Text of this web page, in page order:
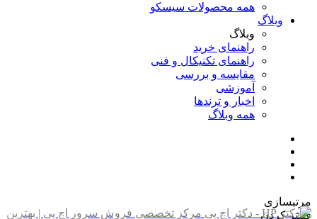
همه محصولات سیسکو
وبلاگ
وبلاگ
راهنمای خرید
راهنمای تکنیکال و فنی
مقایسه و بررسی
آموزشی
اخبار و ترندها
همه وبلاگ
مرتبسازی
فیلتر کردن